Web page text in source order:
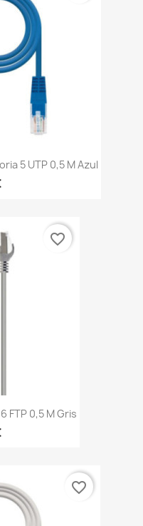
5 UTP 0,5 M Azul
FTP 0,5 M Gris
favorite_border
favorite_border